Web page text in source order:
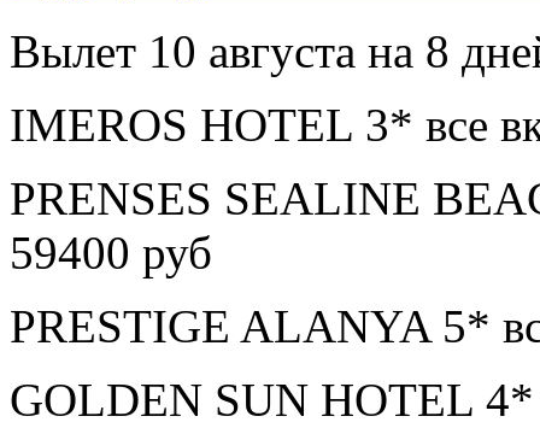
Вылет 10 августа на 8
IMEROS HOTEL 3* все
PRENSES SEALINE
59400 руб
PRESTIGE ALANYA 5*
GOLDEN SUN HOTEL 4*